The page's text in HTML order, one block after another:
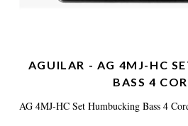
AGUILAR - AG 4MJ-HC
BASS 4
AG 4MJ-HC Set Humbucking Bass 4